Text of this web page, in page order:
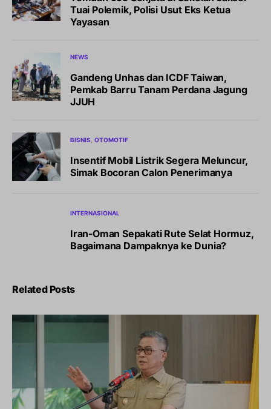
Tuai Polemik, Polisi Usut Eks Ketua
Yayasan
NEWS
Gandeng Unhas dan ICDF Taiwan,
Pemkab Barru Tanam Perdana Jagung
JJUH
BISNIS OTOMOTIF
Insentif Mobil Listrik Segera Meluncur,
Simak Bocoran Calon Penerimanya
INTERNASIONAL
Iran-Oman Sepakati Rute Selat Hormuz,
Bagaimana Dampaknya ke Dunia?
Related Posts